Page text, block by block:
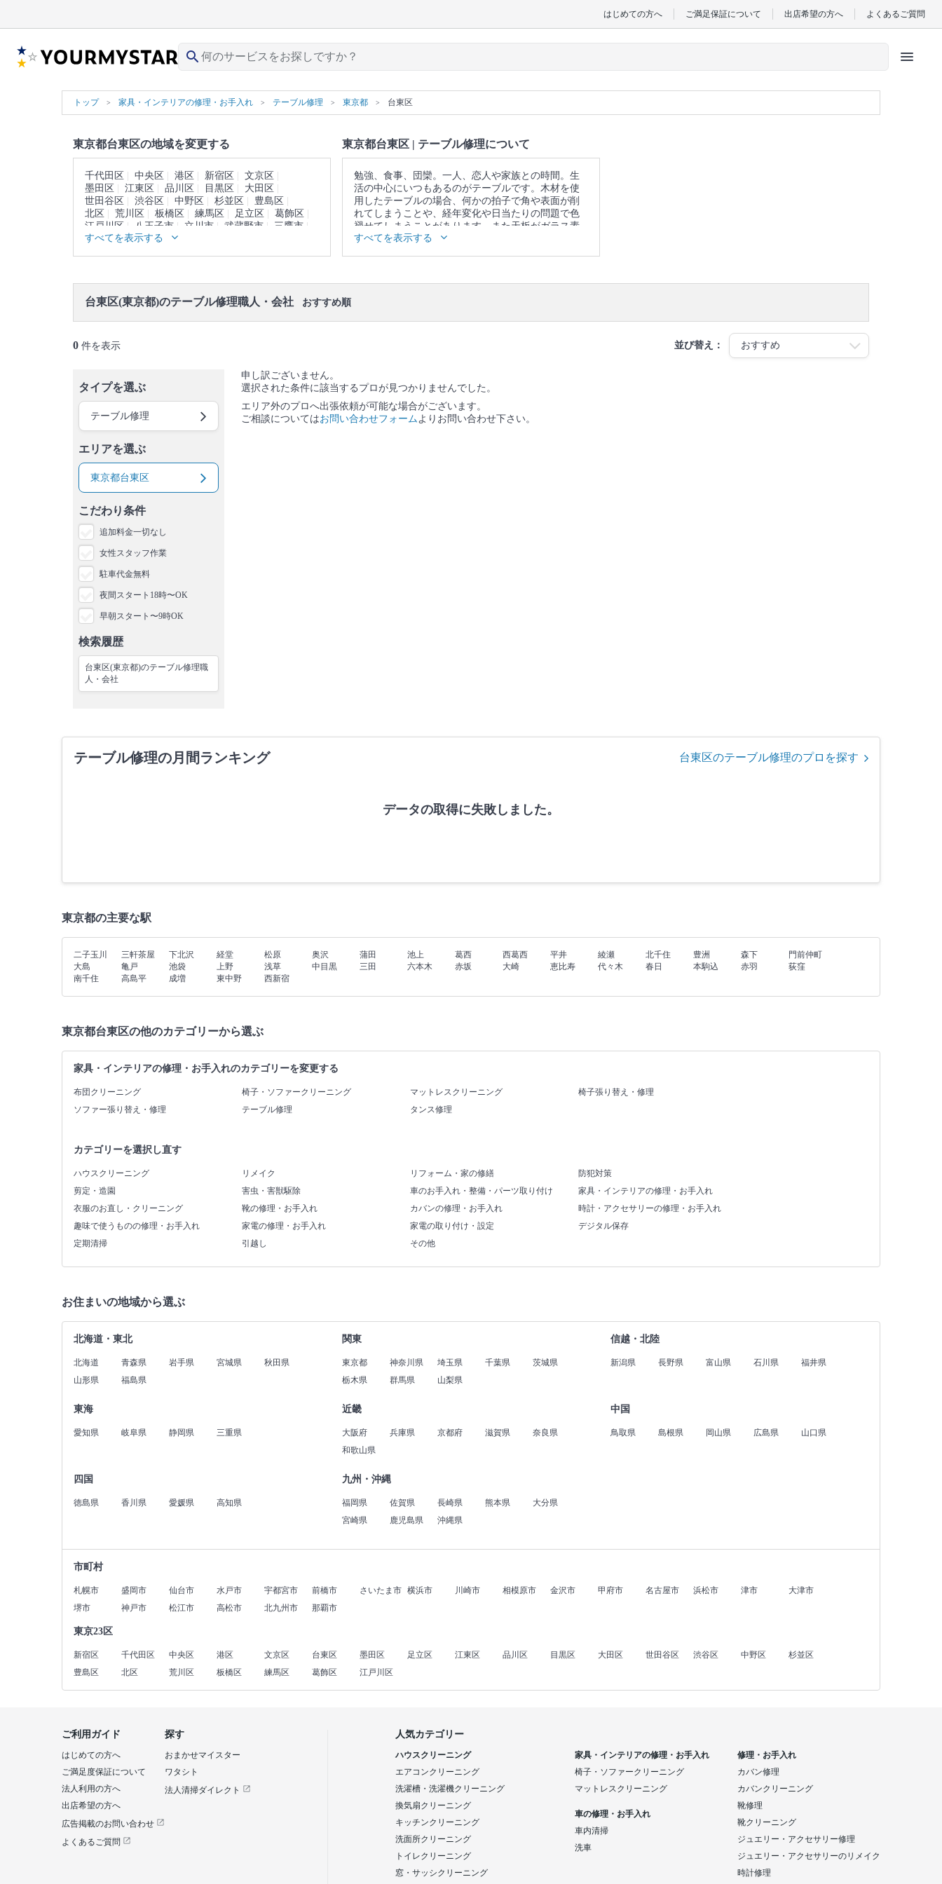
はじめての方へ ご満足保証について 出店希望の方へ よくあるご質問
search menu
トップ 家具・インテリアの修理・お手入れ テーブル修理 東京都 台東区
東京都台東区の地域を変更する
千代田区 中央区 港区 新宿区
文京区
墨田区
江東区 品川区 目黒区
大田区
世田谷区
渋谷区 中野区 杉並区
豊島区
北区
荒川区 板橋区 練馬区 足立区
葛飾区
江戸川区
八王子市 立川市 武蔵野市
三鷹市
青梅市
府中市 昭島市
大島町
利島村 新島村 神津島村
三宅島
すべてを表示する
東京都台東区 | テーブル修理について
勉強、食事、団欒。一人、恋人や家族との時間。生
活の中心にいつもあるのがテーブルです。木材を使
用したテーブルの場合、何かの拍子で角や表面が削
れてしまうことや、経年変化や日当たりの問題で色
褪せてしまうことがあります。また天板がガラス素
材の場合、素材の性質上、物を置いたり動かしたり
口コミもご参照ください。
すべてを表示する
台東区(東京都)のテーブル修理職人・会社 おすすめ順
0 件を表示 並び替え：
タイプを選ぶ
テーブル修理
エリアを選ぶ
東京都台東区
こだわり条件
追加料金一切なし
女性スタッフ作業
駐車代金無料
夜間スタート18時〜OK
早朝スタート〜9時OK
検索履歴
台東区(東京都)のテーブル修理職
人・会社
申し訳ございません。
選択された条件に該当するプロが見つかりませんでした。
エリア外のプロへ出張依頼が可能な場合がございます。
ご相談についてはお問い合わせフォームよりお問い合わせ下さい。
テーブル修理の月間ランキング 台東区のテーブル修理のプロを探す
データの取得に失敗しました。
東京都の主要な駅
二子玉川 三軒茶屋 下北沢 経堂 松原 奥沢 蒲田 池上 葛西 西葛西 平井 綾瀬 北千住 豊洲 森下
門前仲町
大島
亀戸 池袋 上野 浅草 中目黒 三田 六本木 赤坂 大崎 恵比寿 代々木 春日 本駒込 赤羽
荻窪
南千住
高島平 成増 東中野 西新宿
東京都台東区の他のカテゴリーから選ぶ
家具・インテリアの修理・お手入れのカテゴリーを変更する
布団クリーニング 椅子・ソファークリーニング マットレスクリーニング
椅子張り替え・修理
ソファー張り替え・修理
テーブル修理 タンス修理
カテゴリーを選択し直す
ハウスクリーニング リメイク リフォーム・家の修繕
防犯対策
剪定・造園
害虫・害獣駆除 車のお手入れ・整備・パーツ取り付け
家具・インテリアの修理・お手入れ
衣服のお直し・クリーニング
靴の修理・お手入れ カバンの修理・お手入れ
時計・アクセサリーの修理・お手入れ
趣味で使うものの修理・お手入れ
家電の修理・お手入れ 家電の取り付け・設定
デジタル保存
定期清掃
引越し その他
お住まいの地域から選ぶ
北海道・東北
北海道 青森県 岩手県 宮城県
秋田県
山形県
福島県
関東
東京都 神奈川県 埼玉県 千葉県
茨城県
栃木県
群馬県 山梨県
信越・北陸
新潟県 長野県 富山県 石川県 福井県
東海
愛知県 岐阜県 静岡県 三重県
近畿
大阪府 兵庫県 京都府 滋賀県
奈良県
和歌山県
中国
鳥取県 島根県 岡山県 広島県 山口県
四国
徳島県 香川県 愛媛県 高知県
九州・沖縄
福岡県 佐賀県 長崎県 熊本県
大分県
宮崎県
鹿児島県 沖縄県
市町村
札幌市 盛岡市 仙台市 水戸市 宇都宮市 前橋市 さいたま市 横浜市 川崎市 相模原市 金沢市 甲府市 名古屋市 浜松市 津市
大津市
堺市
神戸市 松江市 高松市 北九州市 那覇市
東京23区
新宿区 千代田区 中央区 港区 文京区 台東区 墨田区 足立区 江東区 品川区 目黒区 大田区 世田谷区 渋谷区 中野区
杉並区
豊島区
北区 荒川区 板橋区 練馬区 葛飾区 江戸川区
探す
おまかせマイスター
ワタシト
法人清掃ダイレクト
ご利用ガイド
はじめての方へ
ご満足度保証について
法人利用の方へ
出店希望の方へ
広告掲載のお問い合わせ
よくあるご質問
人気カテゴリー
ハウスクリーニング
エアコンクリーニング
洗濯槽・洗濯機クリーニング
換気扇クリーニング
キッチンクリーニング
洗面所クリーニング
トイレクリーニング
窓・サッシクリーニング
家具・インテリアの修理・お手入れ
椅子・ソファークリーニング
マットレスクリーニング
車の修理・お手入れ
車内清掃
洗車
修理・お手入れ
カバン修理
カバンクリーニング
靴修理
靴クリーニング
ジュエリー・アクセサリー修理
ジュエリー・アクセサリーのリメイク
時計修理